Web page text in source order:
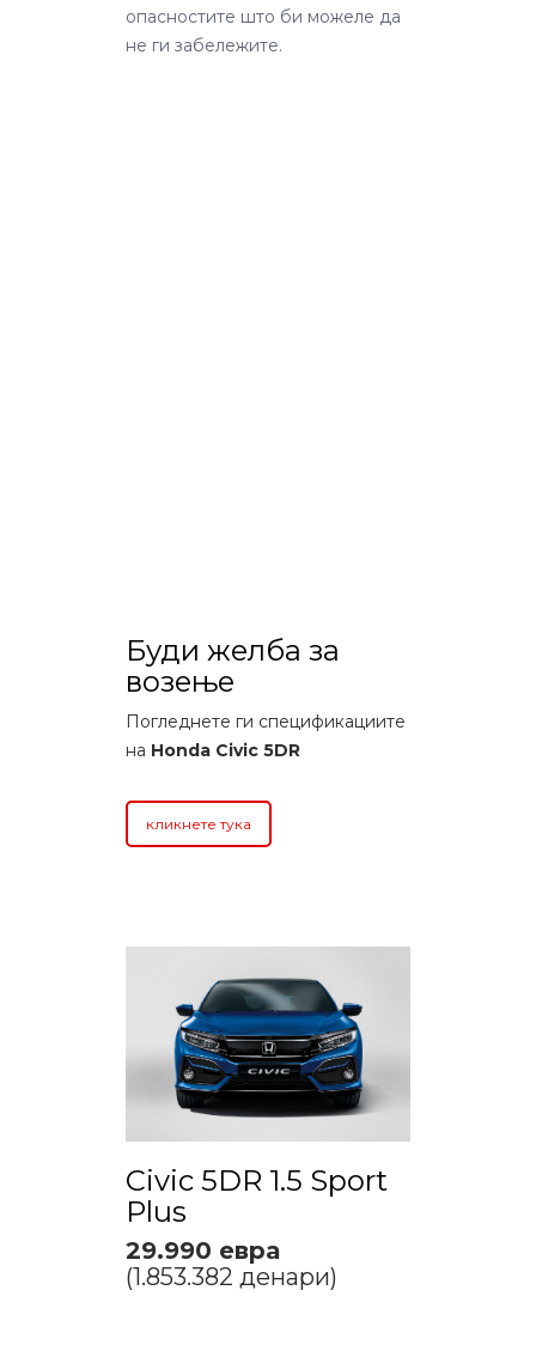
опасностите што би можеле да
не ги забележите.
Буди желба за
возење
Погледнете ги спецификациите
на Honda Civic 5DR
кликнете тука
Civic 5DR 1.5 Sport
Plus
29.990 евра
(1.853.382 денари)